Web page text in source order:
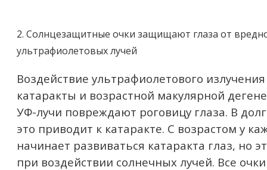
2. Солнцезащитные очки защищают глаза от
ультрафиолетовых лучей
Воздействие ультрафиолетового
катаракты и возрастной макулярной
УФ-лучи повреждают роговицу глаза. В
это приводит к катаракте. С возрастом у
начинает развиваться катаракта глаз, но
при воздействии солнечных лучей. Все